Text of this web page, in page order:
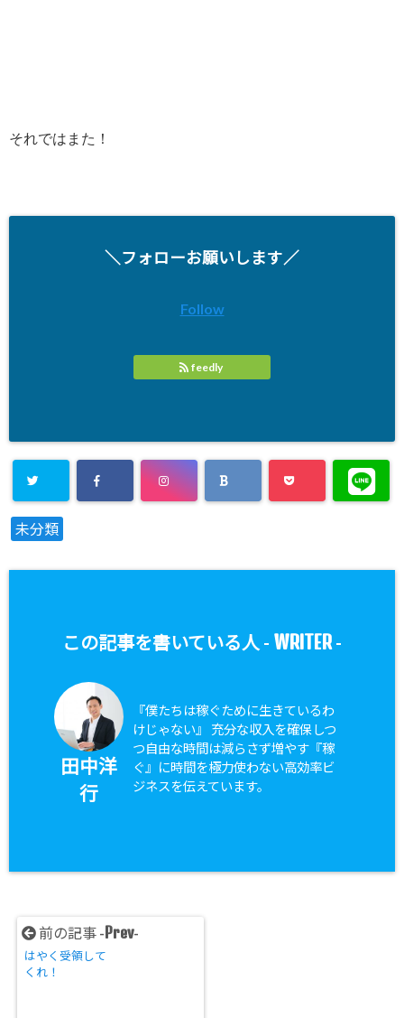
それではまた！
＼フォローお願いします／
Follow
feedly
未分類
この記事を書いている人 - WRITER-
田中洋
行
『僕たちは稼ぐために生きているわ
けじゃない』 充分な収入を確保しつ
つ自由な時間は減らさず増やす『稼
ぐ』に時間を極力使わない高効率ビ
ジネスを伝えています。
前の記事 - Prev-
はやく受領して
くれ！